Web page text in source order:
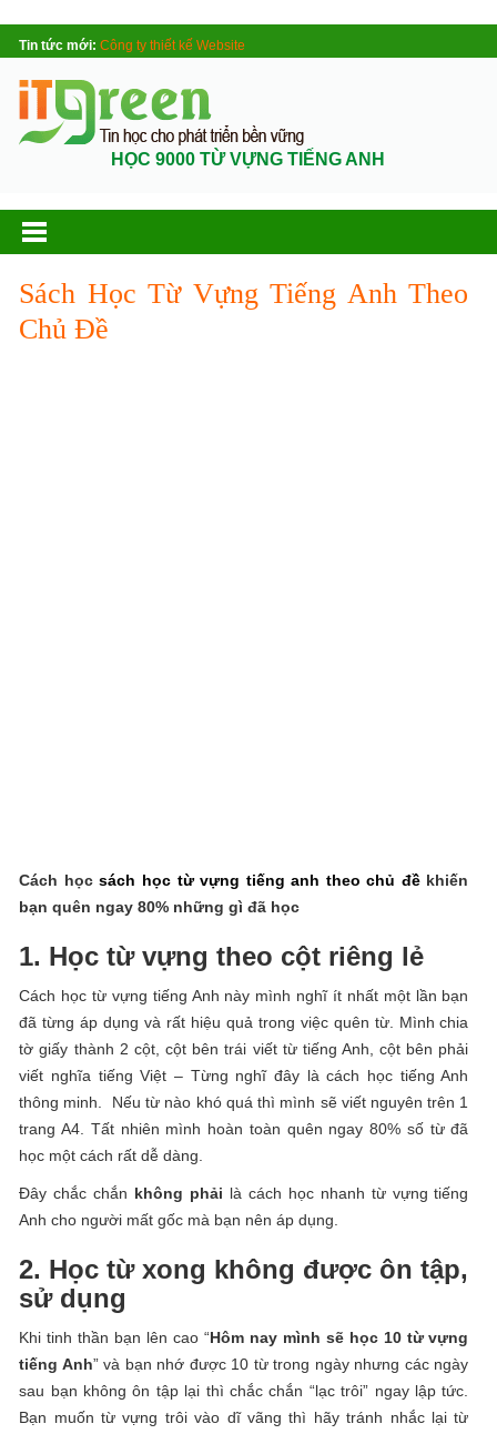
Tin tức mới: Công ty thiết kế Website
HỌC 9000 TỪ VỰNG TIẾNG ANH
Sách Học Từ Vựng Tiếng Anh Theo
Chủ Đề
Cách họcsách học từ vựng tiếng anh theo chủ đềkhiến
bạn quên ngay 80% những gì đã học
1. Học từ vựng theo cột riêng lẻ
Cách học từ vựng tiếng Anh này mình nghĩ ít nhất một lần bạn
đã từng áp dụng và rất hiệu quả trong việc quên từ. Mình chia
tờ giấy thành 2 cột, cột bên trái viết từ tiếng Anh, cột bên phải
viết nghĩa tiếng Việt – Từng nghĩ đây là cách học tiếng Anh
thông minh. Nếu từ nào khó quá thì mình sẽ viết nguyên trên 1
trang A4. Tất nhiên mình hoàn toàn quên ngay 80% số từ đã
học một cách rất dễ dàng.
Đây chắc chắn không phải là cách học nhanh từ vựng tiếng
Anh cho người mất gốc mà bạn nên áp dụng.
2. Học từ xong không được ôn tập,
sử dụng
Khi tinh thần bạn lên cao “Hôm nay mình sẽ học 10 từ vựng
tiếng Anh” và bạn nhớ được 10 từ trong ngày nhưng các ngày
sau bạn không ôn tập lại thì chắc chắn “lạc trôi” ngay lập tức.
Bạn muốn từ vựng trôi vào dĩ vãng thì hãy tránh nhắc lại từ